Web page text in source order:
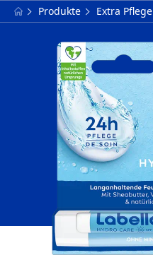
Produkte Extra Pflege